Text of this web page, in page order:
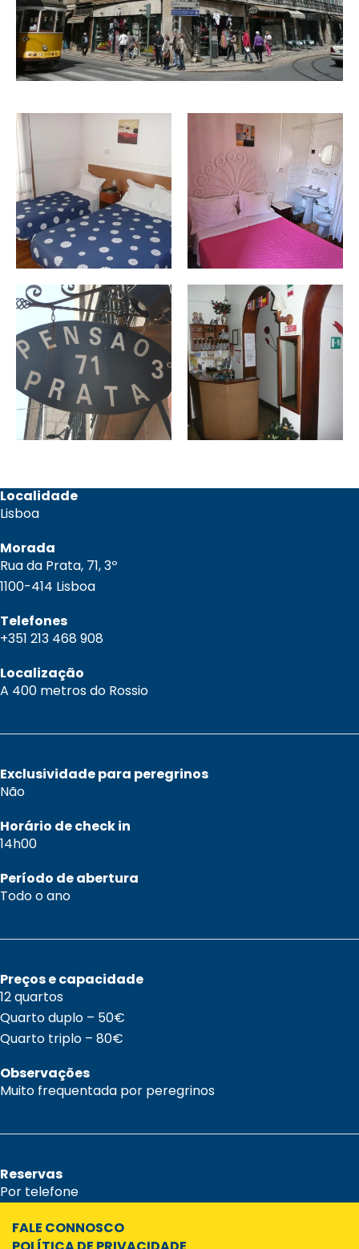
Localidade
Lisboa
Morada
Rua da Prata, 71, 3º
1100-414 Lisboa
Telefones
+351 213 468 908
Localização
A 400 metros do Rossio
Exclusividade para peregrinos
Não
Horário de check in
14h00
Período de abertura
Todo o ano
Preços e capacidade
12 quartos
Quarto duplo – 50€
Quarto triplo – 80€
Observações
Muito frequentada por peregrinos
Reservas
Por telefone
FALE CONNOSCO